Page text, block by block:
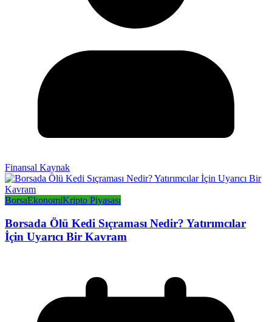
Finansal Kaynak
BorsaEkonomiKripto Piyasası
Borsada Ölü Kedi Sıçraması Nedir? Yatırımcılar
İçin Uyarıcı Bir Kavram